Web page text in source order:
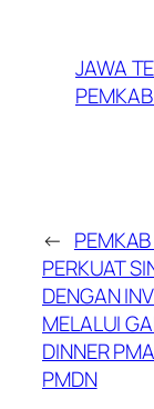
JAWA
←
PERKUAT
DENGAN
MELALUI
DINNER
PMDN